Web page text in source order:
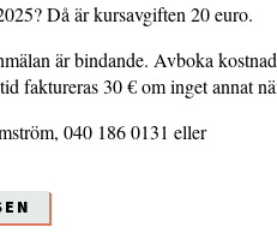
Då är kursavgiften 20 euro.
är bindande. Avboka
faktureras 30 € om inget annat
040 186 0131 eller